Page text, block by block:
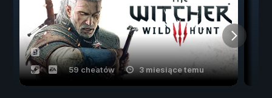
59 cheatów 3 miesiące temu